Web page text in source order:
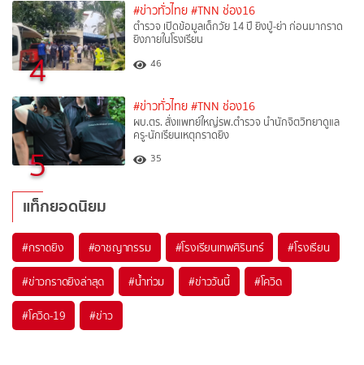
4
#ข่าวทั่วไทย #TNN ช่อง16
ตำรวจ เปิดข้อมูลเด็กวัย 14 ปี ยิงปู่-ย่า ก่อนมากราด
ยิงภายในโรงเรียน
46
5
#ข่าวทั่วไทย #TNN ช่อง16
ผบ.ตร. สั่งแพทย์ใหญ่รพ.ตำรวจ นำนักจิตวิทยาดูแล
ครู-นักเรียนเหตุกราดยิง
35
แท็กยอดนิยม
#กราดยิง #อาชญากรรม #โรงเรียนเทพศิรินทร์ #โรงเรียน
#ข่าวกราดยิงล่าสุด #น้ำท่วม #ข่าววันนี้ #โควิด
#โควิด-19 #ข่าว